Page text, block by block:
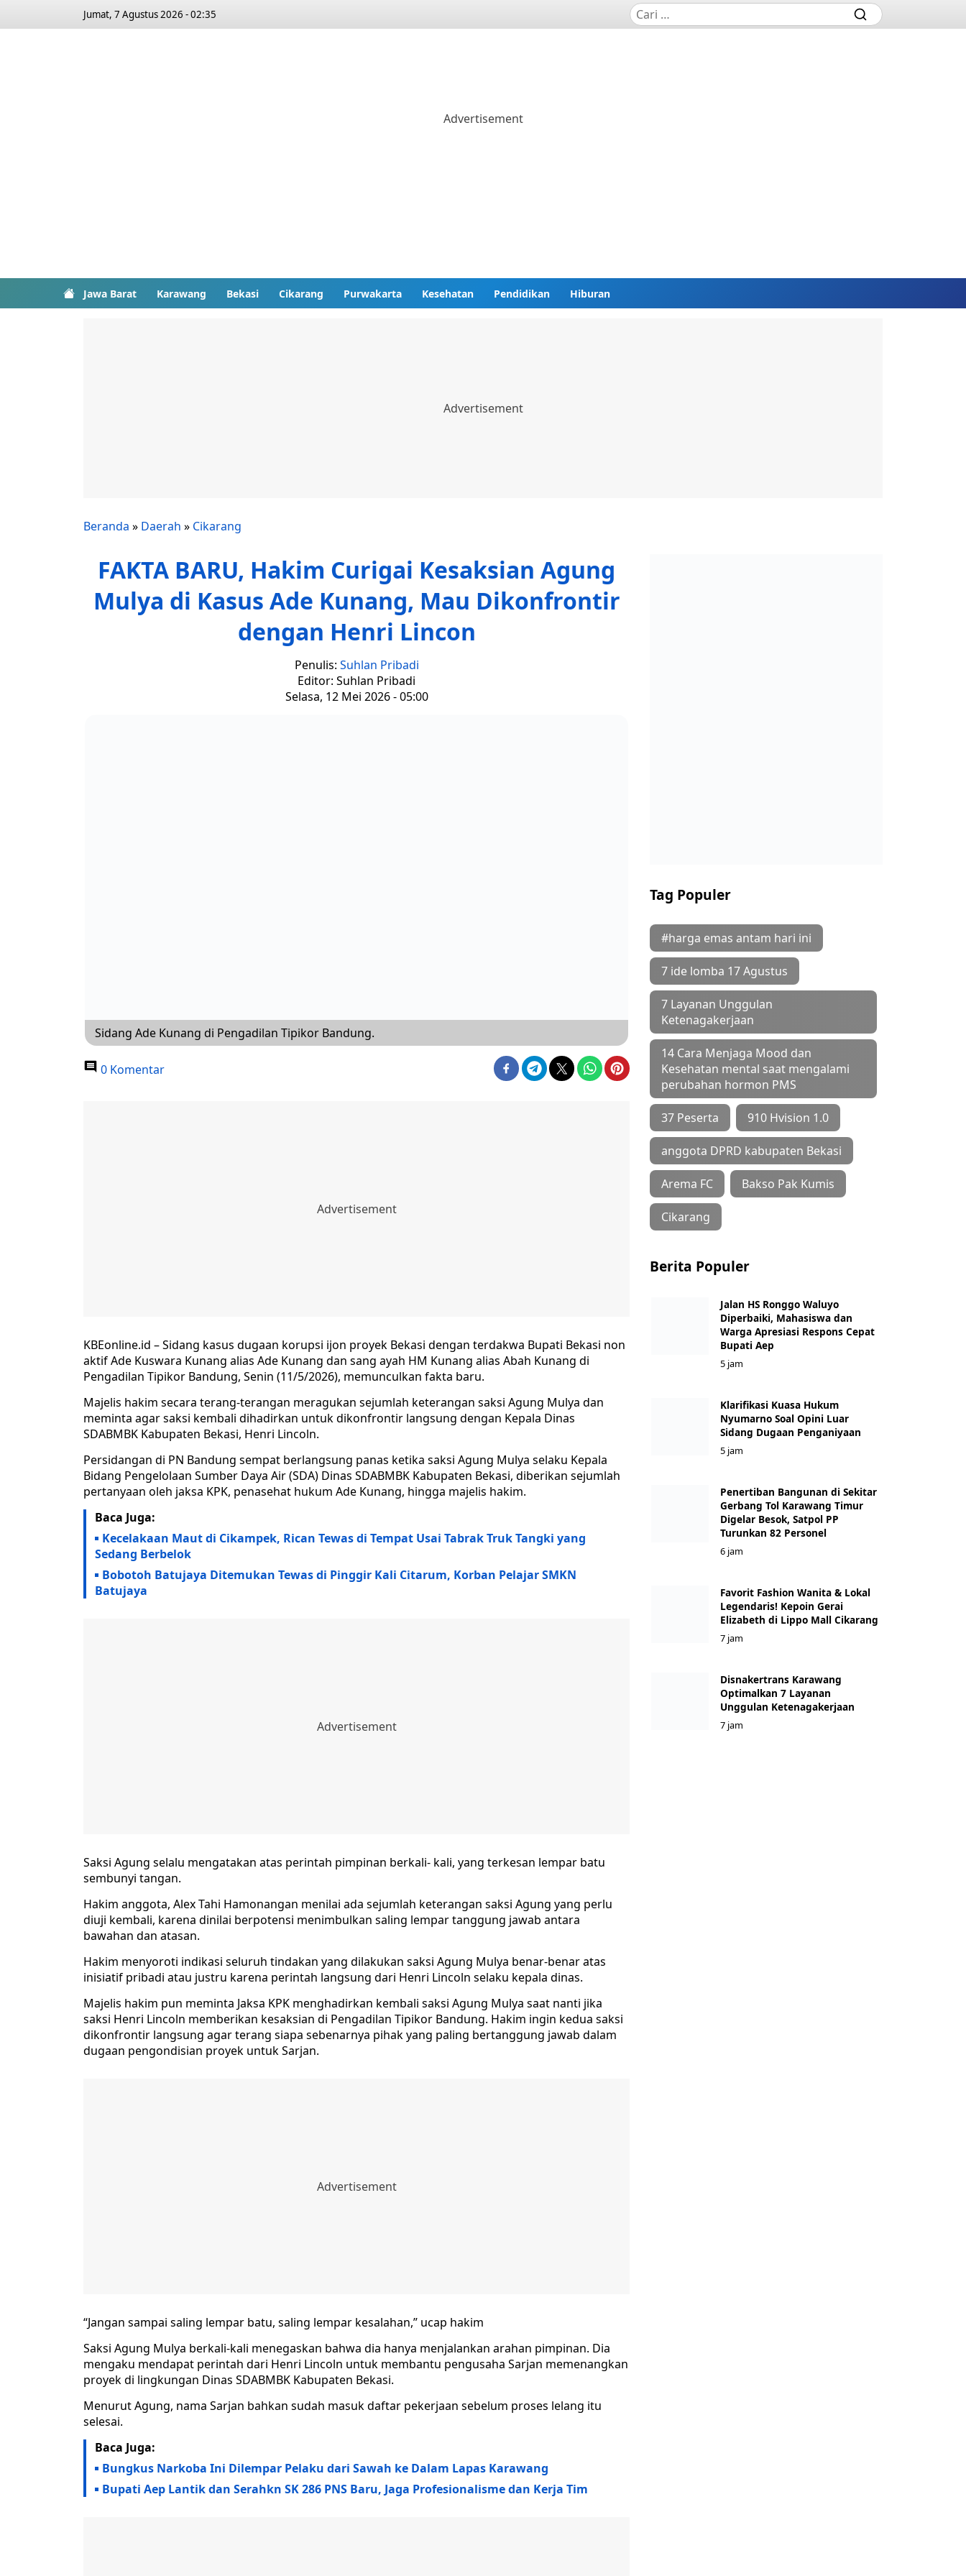
Jumat, 7 Agustus 2026 - 02:35
Jawa Barat Karawang Bekasi Cikarang Purwakarta Kesehatan Pendidikan Hiburan
Beranda » Daerah » Cikarang
FAKTA BARU, Hakim Curigai Kesaksian Agung
Mulya di Kasus Ade Kunang, Mau Dikonfrontir
dengan Henri Lincon
Penulis: Suhlan Pribadi
Editor: Suhlan Pribadi
Selasa, 12 Mei 2026 - 05:00
Sidang Ade Kunang di Pengadilan Tipikor Bandung.
0 Komentar
KBEonline.id – Sidang kasus dugaan korupsi ijon proyek Bekasi dengan terdakwa Bupati Bekasi non
aktif Ade Kuswara Kunang alias Ade Kunang dan sang ayah HM Kunang alias Abah Kunang di
Pengadilan Tipikor Bandung, Senin (11/5/2026), memunculkan fakta baru.
Majelis hakim secara terang-terangan meragukan sejumlah keterangan saksi Agung Mulya dan
meminta agar saksi kembali dihadirkan untuk dikonfrontir langsung dengan Kepala Dinas
SDABMBK Kabupaten Bekasi, Henri Lincoln.
Persidangan di PN Bandung sempat berlangsung panas ketika saksi Agung Mulya selaku Kepala
Bidang Pengelolaan Sumber Daya Air (SDA) Dinas SDABMBK Kabupaten Bekasi, diberikan sejumlah
pertanyaan oleh jaksa KPK, penasehat hukum Ade Kunang, hingga majelis hakim.
Baca Juga:
Kecelakaan Maut di Cikampek, Rican Tewas di Tempat Usai Tabrak Truk Tangki yang
Sedang Berbelok
Bobotoh Batujaya Ditemukan Tewas di Pinggir Kali Citarum, Korban Pelajar SMKN
Batujaya
Saksi Agung selalu mengatakan atas perintah pimpinan berkali- kali, yang terkesan lempar batu
sembunyi tangan.
Hakim anggota, Alex Tahi Hamonangan menilai ada sejumlah keterangan saksi Agung yang perlu
diuji kembali, karena dinilai berpotensi menimbulkan saling lempar tanggung jawab antara
bawahan dan atasan.
Hakim menyoroti indikasi seluruh tindakan yang dilakukan saksi Agung Mulya benar-benar atas
inisiatif pribadi atau justru karena perintah langsung dari Henri Lincoln selaku kepala dinas.
Majelis hakim pun meminta Jaksa KPK menghadirkan kembali saksi Agung Mulya saat nanti jika
saksi Henri Lincoln memberikan kesaksian di Pengadilan Tipikor Bandung. Hakim ingin kedua saksi
dikonfrontir langsung agar terang siapa sebenarnya pihak yang paling bertanggung jawab dalam
dugaan pengondisian proyek untuk Sarjan.
“Jangan sampai saling lempar batu, saling lempar kesalahan,” ucap hakim
Saksi Agung Mulya berkali-kali menegaskan bahwa dia hanya menjalankan arahan pimpinan. Dia
mengaku mendapat perintah dari Henri Lincoln untuk membantu pengusaha Sarjan memenangkan
proyek di lingkungan Dinas SDABMBK Kabupaten Bekasi.
Menurut Agung, nama Sarjan bahkan sudah masuk daftar pekerjaan sebelum proses lelang itu
selesai.
Baca Juga:
Bungkus Narkoba Ini Dilempar Pelaku dari Sawah ke Dalam Lapas Karawang
Bupati Aep Lantik dan Serahkn SK 286 PNS Baru, Jaga Profesionalisme dan Kerja Tim
Tag Populer
#harga emas antam hari ini
7 ide lomba 17 Agustus
7 Layanan Unggulan
Ketenagakerjaan
14 Cara Menjaga Mood dan
Kesehatan mental saat mengalami
perubahan hormon PMS
37 Peserta 910 Hvision 1.0
anggota DPRD kabupaten Bekasi
Arema FC Bakso Pak Kumis
Cikarang
Berita Populer
Jalan HS Ronggo Waluyo
Diperbaiki, Mahasiswa dan
Warga Apresiasi Respons Cepat
Bupati Aep
5 jam
Klarifikasi Kuasa Hukum
Nyumarno Soal Opini Luar
Sidang Dugaan Penganiyaan
5 jam
Penertiban Bangunan di Sekitar
Gerbang Tol Karawang Timur
Digelar Besok, Satpol PP
Turunkan 82 Personel
6 jam
Favorit Fashion Wanita & Lokal
Legendaris! Kepoin Gerai
Elizabeth di Lippo Mall Cikarang
7 jam
Disnakertrans Karawang
Optimalkan 7 Layanan
Unggulan Ketenagakerjaan
7 jam